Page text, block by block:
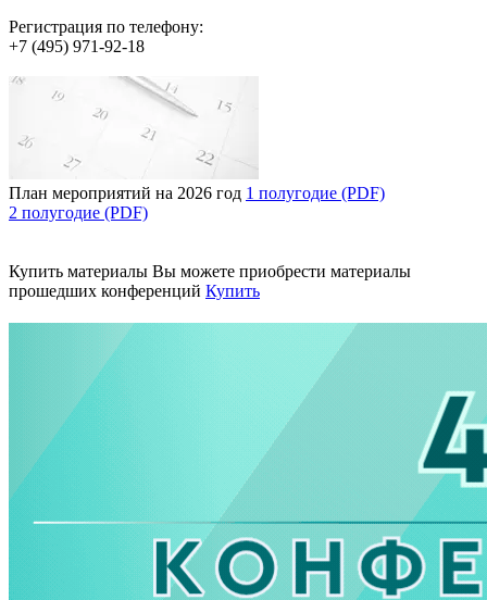
Регистрация по телефону:
+7 (495) 971-92-18
План мероприятий на 2026 год 1 полугодие (PDF)
2 полугодие (PDF)
Купить материалы Вы можете приобрести материалы
прошедших конференций Купить